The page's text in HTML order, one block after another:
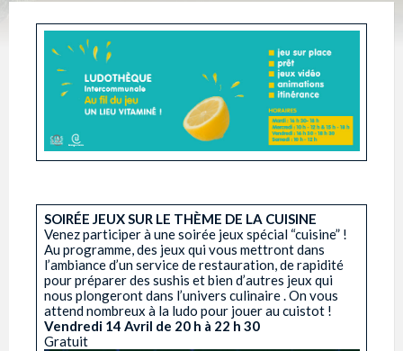
SOIRÉE JEUX SUR LE THÈME DE LA CUISINE
Venez participer à une soirée jeux spécial “cuisine” !
Au programme, des jeux qui vous mettront dans
l’ambiance d’un service de restauration, de rapidité
pour préparer des sushis et bien d’autres jeux qui
nous plongeront dans l’univers culinaire . On vous
attend nombreux à la ludo pour jouer au cuistot !
Vendredi 14 Avril de 20 h à 22 h 30
Gratuit